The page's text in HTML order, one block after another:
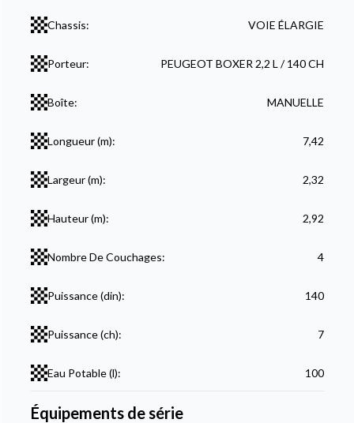
Chassis: VOIE ÉLARGIE
Porteur: PEUGEOT BOXER 2,2 L / 140 CH
Boîte: MANUELLE
Longueur (m): 7,42
Largeur (m): 2,32
Hauteur (m): 2,92
Nombre De Couchages: 4
Puissance (din): 140
Puissance (ch): 7
Eau Potable (l): 100
Équipements de série